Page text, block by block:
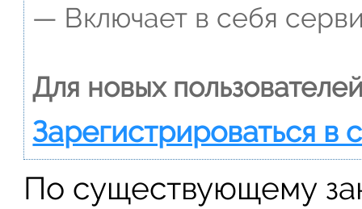
— Включает в себя
Для новых
Зарегистрироваться в
По существующему